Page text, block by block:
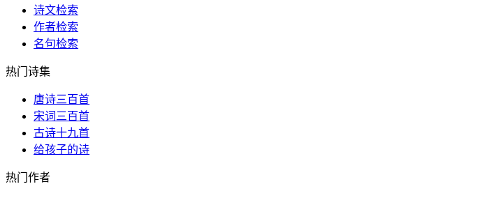
诗文检索
作者检索
名句检索
热门诗集
唐诗三百首
宋词三百首
古诗十九首
给孩子的诗
热门作者